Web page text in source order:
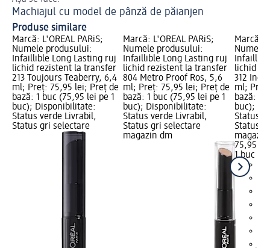
Machiajul cu model de pânză de păianjen
Produse similare
Marcă: L'ORÉAL PARiS;
Numele produsului:
Infaillible Long Lasting ruj
lichid rezistent la transfer
213 Toujours Teaberry, 6,4
ml; Preț: 75,95 lei; Preț de
bază: 1 buc (75,95 lei pe 1
buc); Disponibilitate:
Status verde Livrabil,
Status gri selectare
Marcă: L'ORÉAL PARiS;
Numele produsului:
Infaillible Long Lasting ruj
lichid rezistent la transfer
804 Metro Proof Ros, 5,6
ml; Preț: 75,95 lei; Preț de
bază: 1 buc (75,95 lei pe 1
buc); Disponibilitate:
Status verde Livrabil,
Status gri selectare
magazin dm
Marcă:
Numele
lichid
312
ml;
bază: 1
buc);
Status
Status
75,95 lei
1 buc